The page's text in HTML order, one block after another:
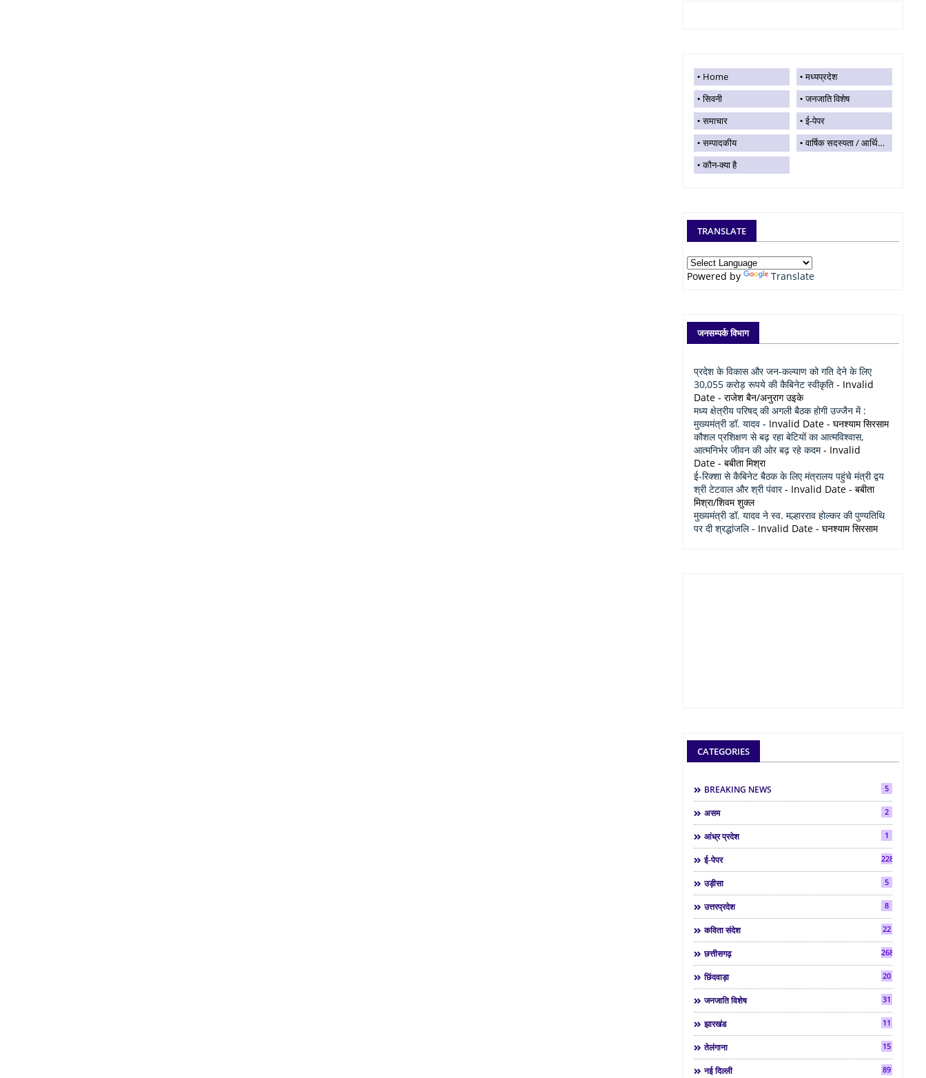
Home
मध्यप्रदेश
सिवनी
जनजाति विशेष
समाचार
ई-पेपर
सम्पादकीय
वार्षिक सदस्यता / आर्थिक सहयोग
कौन-क्या है
TRANSLATE
Powered by Translate
जनसम्पर्क विभाग
प्रदेश के विकास और जन-कल्याण को गति देने के लिए
30,055 करोड़ रूपये की कैबिनेट स्वीकृति - Invalid
Date - राजेश बैन/अनुराग उइके
मध्य क्षेत्रीय परिषद् की अगली बैठक होगी उज्जैन में :
मुख्यमंत्री डॉ. यादव - Invalid Date - घनश्याम सिरसाम
कौशल प्रशिक्षण से बढ़ रहा बेटियों का आत्मविश्वास,
आत्मनिर्भर जीवन की ओर बढ़ रहे कदम- Invalid
Date - बबीता मिश्रा
ई-रिक्शा से कैबिनेट बैठक के लिए मंत्रालय पहुंचे मंत्री द्वय
श्री टेटवाल और श्री पंवार- Invalid Date - बबीता
मिश्रा/शिवम शुक्ल
मुख्यमंत्री डॉ. यादव ने स्व. मल्हारराव होल्कर की पुण्यतिथि
पर दी श्रद्धांजलि- Invalid Date - घनश्याम सिरसाम
CATEGORIES
BREAKING NEWS 5
असम 2
आंध्र प्रदेश 1
ई-पेपर 2286
उड़ीसा 5
उत्तरप्रदेश 8
कविता संदेश 22
छत्तीसगढ़ 268
छिंदवाड़ा 20
जनजाति विशेष 31
झारखंड 11
तेलंगाना 15
नई दिल्ली 89